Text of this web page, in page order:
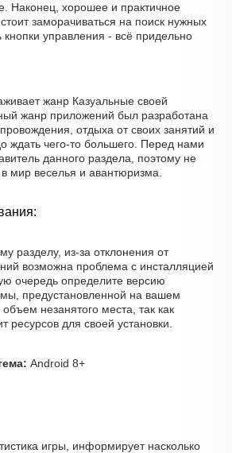
Наконец, хорошее и практичное
заморачиваться на поиск нужных
кнопки управления - всё придельно
жанр Казуальные своей
жанр приложений был разработана
отдыха от своих занятий и
ждать чего-то большего. Перед нами
данного раздела, поэтому не
мир веселья и авантюризма.
разделу, из-за отклонения от
возможна проблема с инсталляцией
очередь определите версию
предустановленной на вашем
незанятого места, так как
ресурсов для своей установки.
Android 8+
игры, информирует насколько